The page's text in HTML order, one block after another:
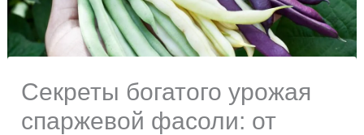
Секреты богатого урожая
спаржевой фасоли: от